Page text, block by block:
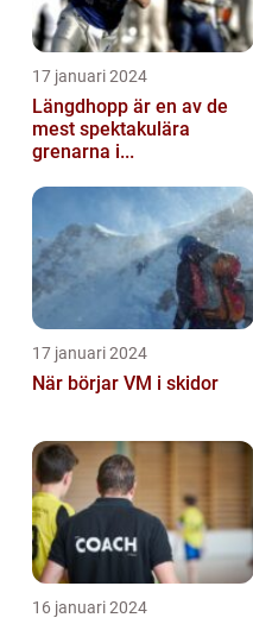
17 januari 2024
Längdhopp är en av de
mest spektakulära
grenarna i...
17 januari 2024
När börjar VM i skidor
16 januari 2024